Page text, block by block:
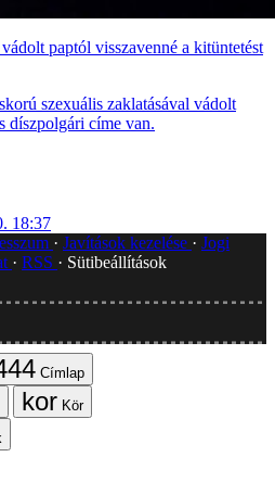
paptól visszavenné a kitüntetést
szexuális zaklatásával vádolt
díszpolgári címe van.
18:37
Javítások kezelése
Jogi
RSS
Sütibeállítások
Címlap
Kör